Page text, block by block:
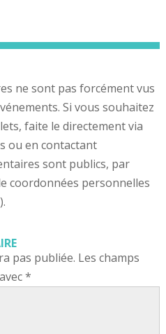
ne sont pas forcément vus
Si vous souhaitez
faite le directement via
ou en contactant
sont publics, par
coordonnées personnelles
pas publiée. Les champs
*